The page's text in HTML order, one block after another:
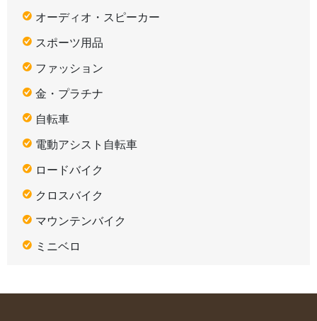
オーディオ・スピーカー
スポーツ用品
ファッション
金・プラチナ
自転車
電動アシスト自転車
ロードバイク
クロスバイク
マウンテンバイク
ミニベロ